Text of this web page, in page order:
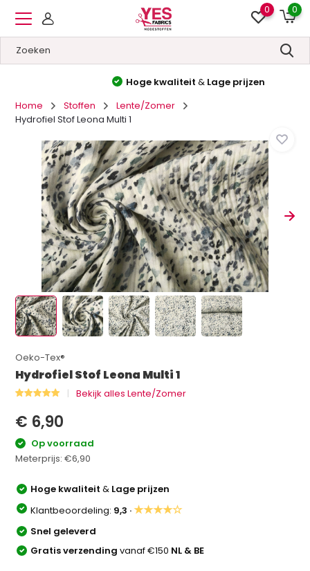
0 0
Hoge kwaliteit&Lage prijzen
Home
Stoffen
Lente/Zomer
Hydrofiel Stof Leona Multi 1
Oeko-Tex®
Hydrofiel Stof Leona Multi 1
Bekijk alles Lente/Zomer
€ 6,90
Op voorraad
Meterprijs:€6,90
Hoge kwaliteit& Lage prijzen
Klantbeoordeling: 9,3 ·★★★★☆
Snel geleverd
Gratis verzendingvanaf €150 NL & BE